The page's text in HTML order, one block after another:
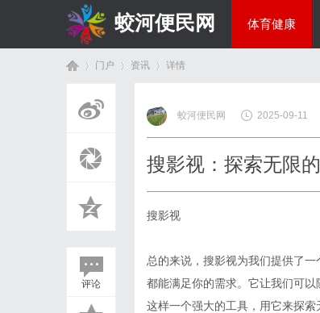
蛟河便民网 体育健康
门户 资讯
›
详情
评论
蛟河便民网 2025-09-11
搜影视：探索无限
搜影视
总的来说，搜影视为我们提供了
都能满足你的需求。它让我们可
这样一个强大的工具，用它来探索